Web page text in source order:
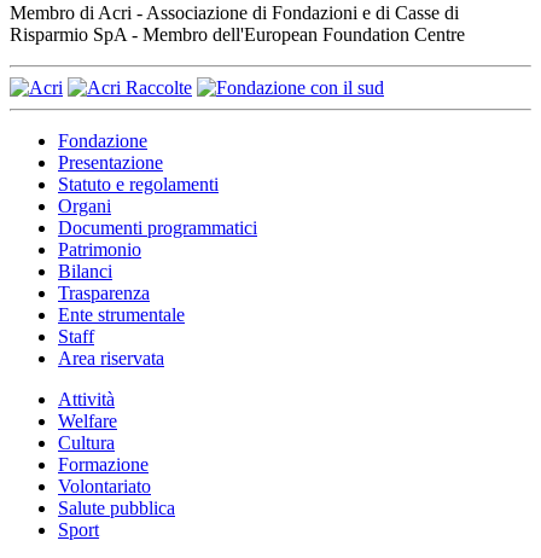
Membro di Acri - Associazione di Fondazioni e di Casse di
Risparmio SpA - Membro dell'European Foundation Centre
Fondazione
Presentazione
Statuto e regolamenti
Organi
Documenti programmatici
Patrimonio
Bilanci
Trasparenza
Ente strumentale
Staff
Area riservata
Attività
Welfare
Cultura
Formazione
Volontariato
Salute pubblica
Sport